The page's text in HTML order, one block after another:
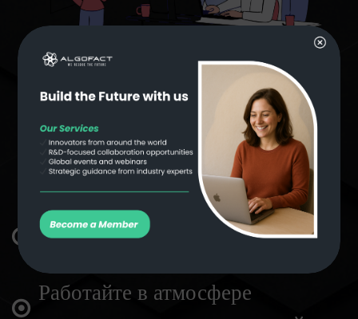
Изучите роли в технологиях,
Работайте в атмосфере